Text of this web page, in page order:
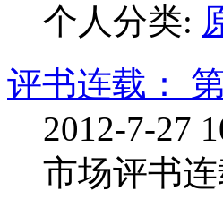
个人分类:
评书连载：
2012-7-27
市场评书